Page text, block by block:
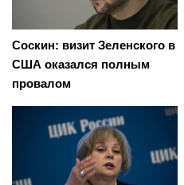
Соскин: визит Зеленского в
США оказался полным
провалом